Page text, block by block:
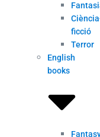
ficció
Terror
English
books